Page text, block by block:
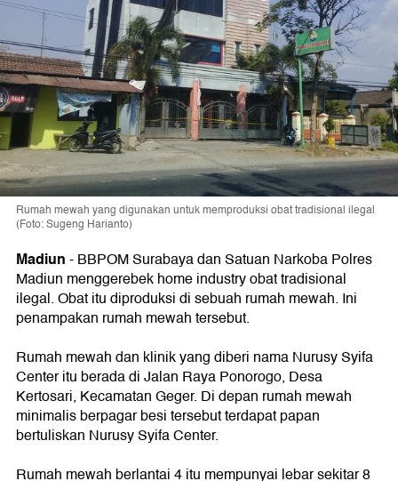
Rumah mewah yang digunakan untuk memproduksi obat tradisional ilegal
(Foto: Sugeng Harianto)
Madiun-BBPOM Surabaya dan Satuan Narkoba Polres
Madiun menggerebek home industry obat tradisional
ilegal. Obat itu diproduksi di sebuah rumah mewah. Ini
penampakan rumah mewah tersebut.
Rumah mewah dan klinik yang diberi nama Nurusy Syifa
Center itu berada di Jalan Raya Ponorogo, Desa
Kertosari, Kecamatan Geger. Di depan rumah mewah
minimalis berpagar besi tersebut terdapat papan
bertuliskan Nurusy Syifa Center.
Rumah mewah berlantai 4 itu mempunyai lebar sekitar 8